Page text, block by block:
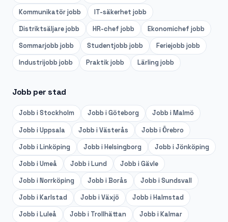
Kommunikatörjobb IT-säkerhet jobb
Distriktsäljarejobb HR-chef jobb Ekonomichef jobb
Sommarjobb jobb Studentjobb jobb Feriejobb jobb
Industrijobb jobb Praktikjobb Lärling jobb
Jobb per stad
Jobb iStockholm Jobb iGöteborg Jobb iMalmö
Jobb iUppsala Jobb iVästerås Jobb iÖrebro
Jobb iLinköping Jobb iHelsingborg Jobb iJönköping
Jobb iUmeå Jobb iLund Jobb iGävle
Jobb iNorrköping Jobb iBorås Jobb iSundsvall
Jobb iKarlstad Jobb iVäxjö Jobb iHalmstad
Jobb iLuleå Jobb i Trollhättan Jobb iKalmar